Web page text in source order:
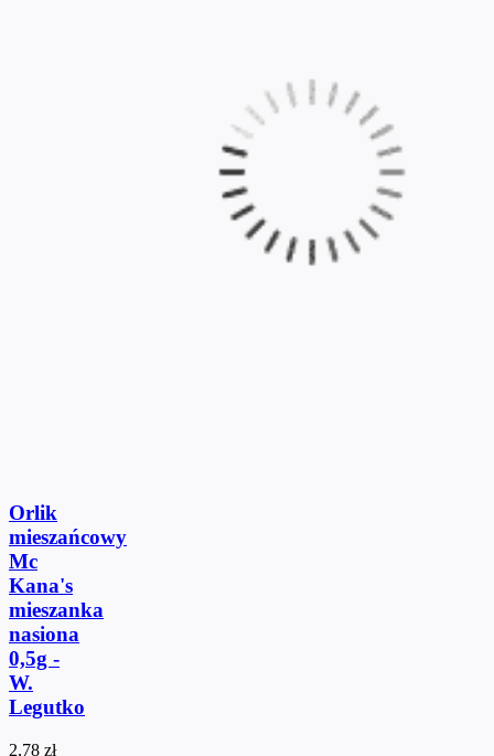
Orlik
mieszańcowy
Mc
Kana's
mieszanka
nasiona
0,5g -
W.
Legutko
2,78 zł